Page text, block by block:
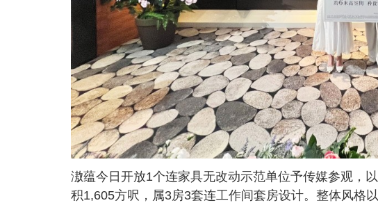
滶蕴今日开放1个连家具无改动示范单位予传媒参观，
积1,605方呎，属3房3套连工作间套房设计。整体风格